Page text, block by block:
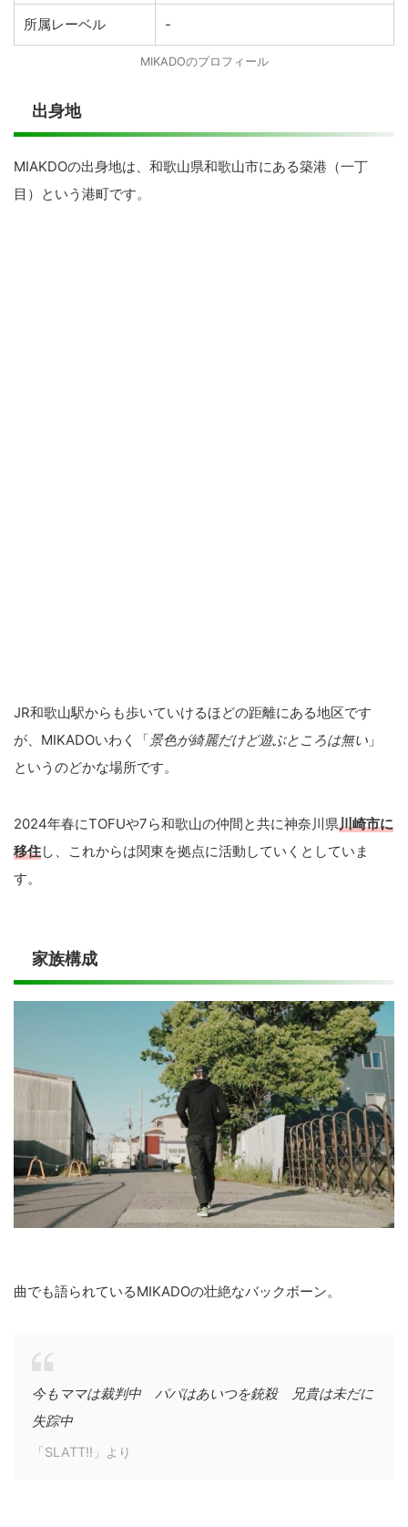
所属レーベル -
MIKADOのプロフィール
出身地
MIAKDOの出身地は、和歌山県和歌山市にある築港（一丁
目）という港町です。
JR和歌山駅からも歩いていけるほどの距離にある地区です
が、MIKADOいわく「景色が綺麗だけど遊ぶところは無い 」
というのどかな場所です。
2024年春にTOFUや7ら和歌山の仲間と共に神奈川県川崎市に
移住し、これからは関東を拠点に活動していくとしていま
す。
家族構成
曲でも語られているMIKADOの壮絶なバックボーン。
今もママは裁判中 パパはあいつを銃殺 兄貴は未だに
失踪中
「SLATT!!」より